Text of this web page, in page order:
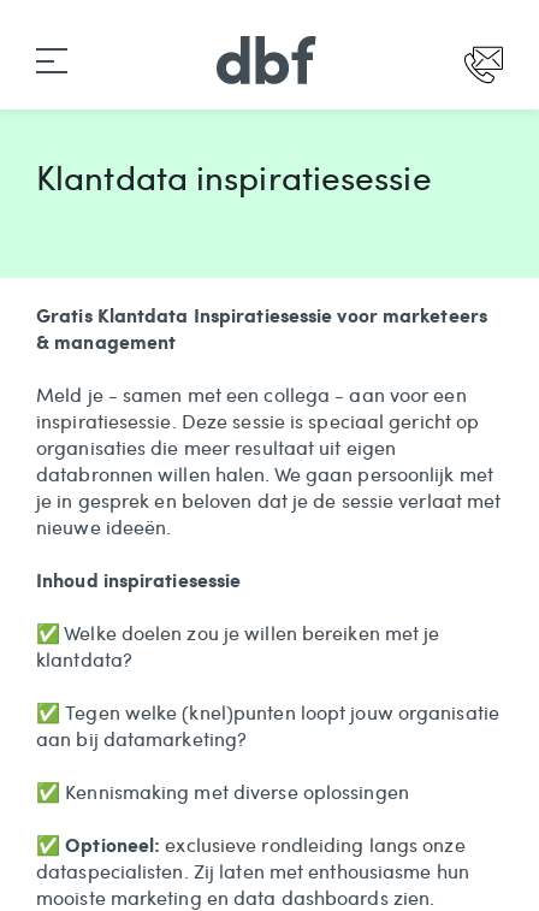
Klantdata inspiratiesessie
Gratis Klantdata Inspiratiesessie voor marketeers
& management
Meld je - samen met een collega - aan voor een
inspiratiesessie. Deze sessie is speciaal gericht op
organisaties die meer resultaat uit eigen
databronnen willen halen. We gaan persoonlijk met
je in gesprek en beloven dat je de sessie verlaat met
nieuwe ideeën.
Inhoud inspiratiesessie
✅ Welke doelen zou je willen bereiken met je
klantdata?
✅ Tegen welke (knel)punten loopt jouw organisatie
aan bij datamarketing?
✅ Kennismaking met diverse oplossingen
✅ Optioneel:exclusieve rondleiding langs onze
dataspecialisten. Zij laten met enthousiasme hun
mooiste marketing en data dashboards zien.